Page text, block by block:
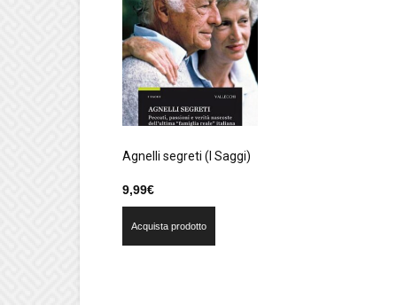
Agnelli segreti (I Saggi)
9,99€
Acquista prodotto